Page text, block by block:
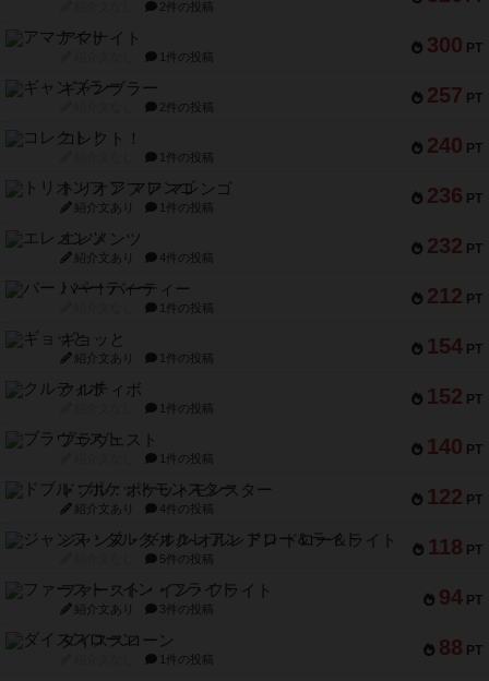
2件の投稿
300 PT
アマナイト
1件の投稿
257 PT
ギャンブラー
2件の投稿
240 PT
コレクト！
1件の投稿
236 PT
トリオンフ ア マレンゴ
紹介文あり 1件の投稿
232 PT
エレメンツ
紹介文あり 4件の投稿
212 PT
バー！パーティー
1件の投稿
154 PT
ギョッと
紹介文あり 1件の投稿
152 PT
クルティボ
1件の投稿
140 PT
ブラヴェスト
1件の投稿
122 PT
ドブル：ポケットモンスター
紹介文あり 4件の投稿
118 PT
ジャンヌ・ダルク-オルレアン ドロー＆ライト
5件の投稿
94 PT
ファースト・イン・フライト
紹介文あり 3件の投稿
88 PT
ダイススローン
1件の投稿